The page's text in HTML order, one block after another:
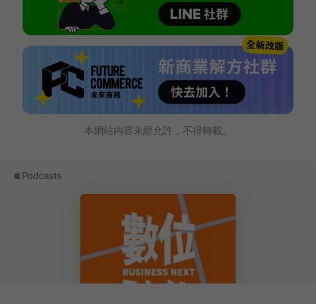
本網站內容未經允許，不得轉載。